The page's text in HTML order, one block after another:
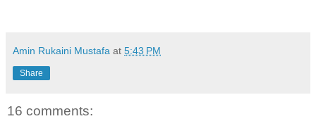
Amin Rukaini Mustafa at 5:43 PM
Share
16 comments: